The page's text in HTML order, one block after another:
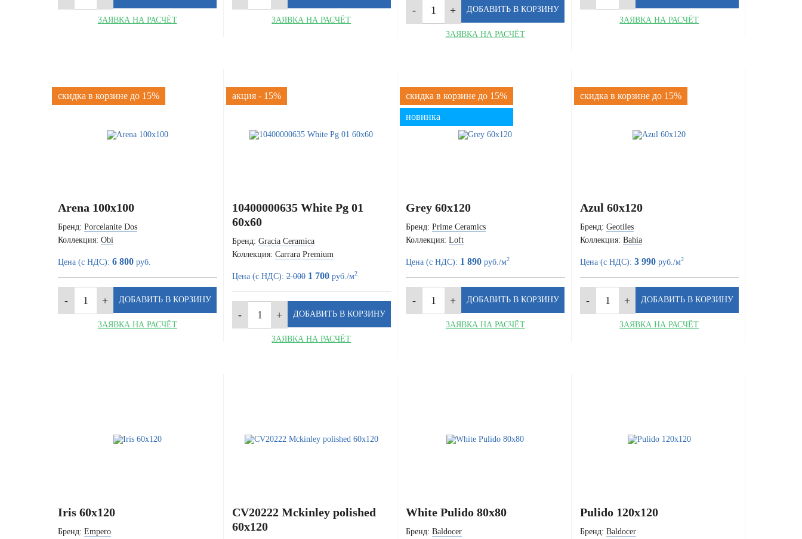
ЗАЯВКА НА РАСЧЁТ ЗАЯВКА НА РАСЧЁТ
ЗАЯВКА НА РАСЧЁТ
ЗАЯВКА НА РАСЧЁТ
скидка в корзине до 15%
Arena 100x100
Бренд: Porcelanite Dos
Коллекция: Obi
Цена (с НДС): 6 800 руб.
ЗАЯВКА НА РАСЧЁТ
акция - 15%
10400000635 White Pg 01
60x60
Бренд: Gracia Ceramica
Коллекция: Carrara Premium
Цена (с НДС):2 000 1 700руб./м2
ЗАЯВКА НА РАСЧЁТ
скидка в корзине до 15%
новинка
Grey 60x120
Бренд: Prime Ceramics
Коллекция: Loft
Цена (с НДС): 1 890 руб./м2
ЗАЯВКА НА РАСЧЁТ
скидка в корзине до 15%
Azul 60x120
Бренд: Geotiles
Коллекция: Bahia
Цена (с НДС): 3 990руб./м2
ЗАЯВКА НА РАСЧЁТ
Iris 60x120
Бренд: Empero
CV20222 Mckinley polished
60x120
White Pulido 80x80
Бренд: Baldocer
Pulido 120x120
Бренд: Baldocer